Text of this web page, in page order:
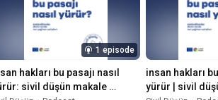
1 episode
hakları bu pasajı nasıl
sivil düşün makale
insan hakları
yürür | sivil